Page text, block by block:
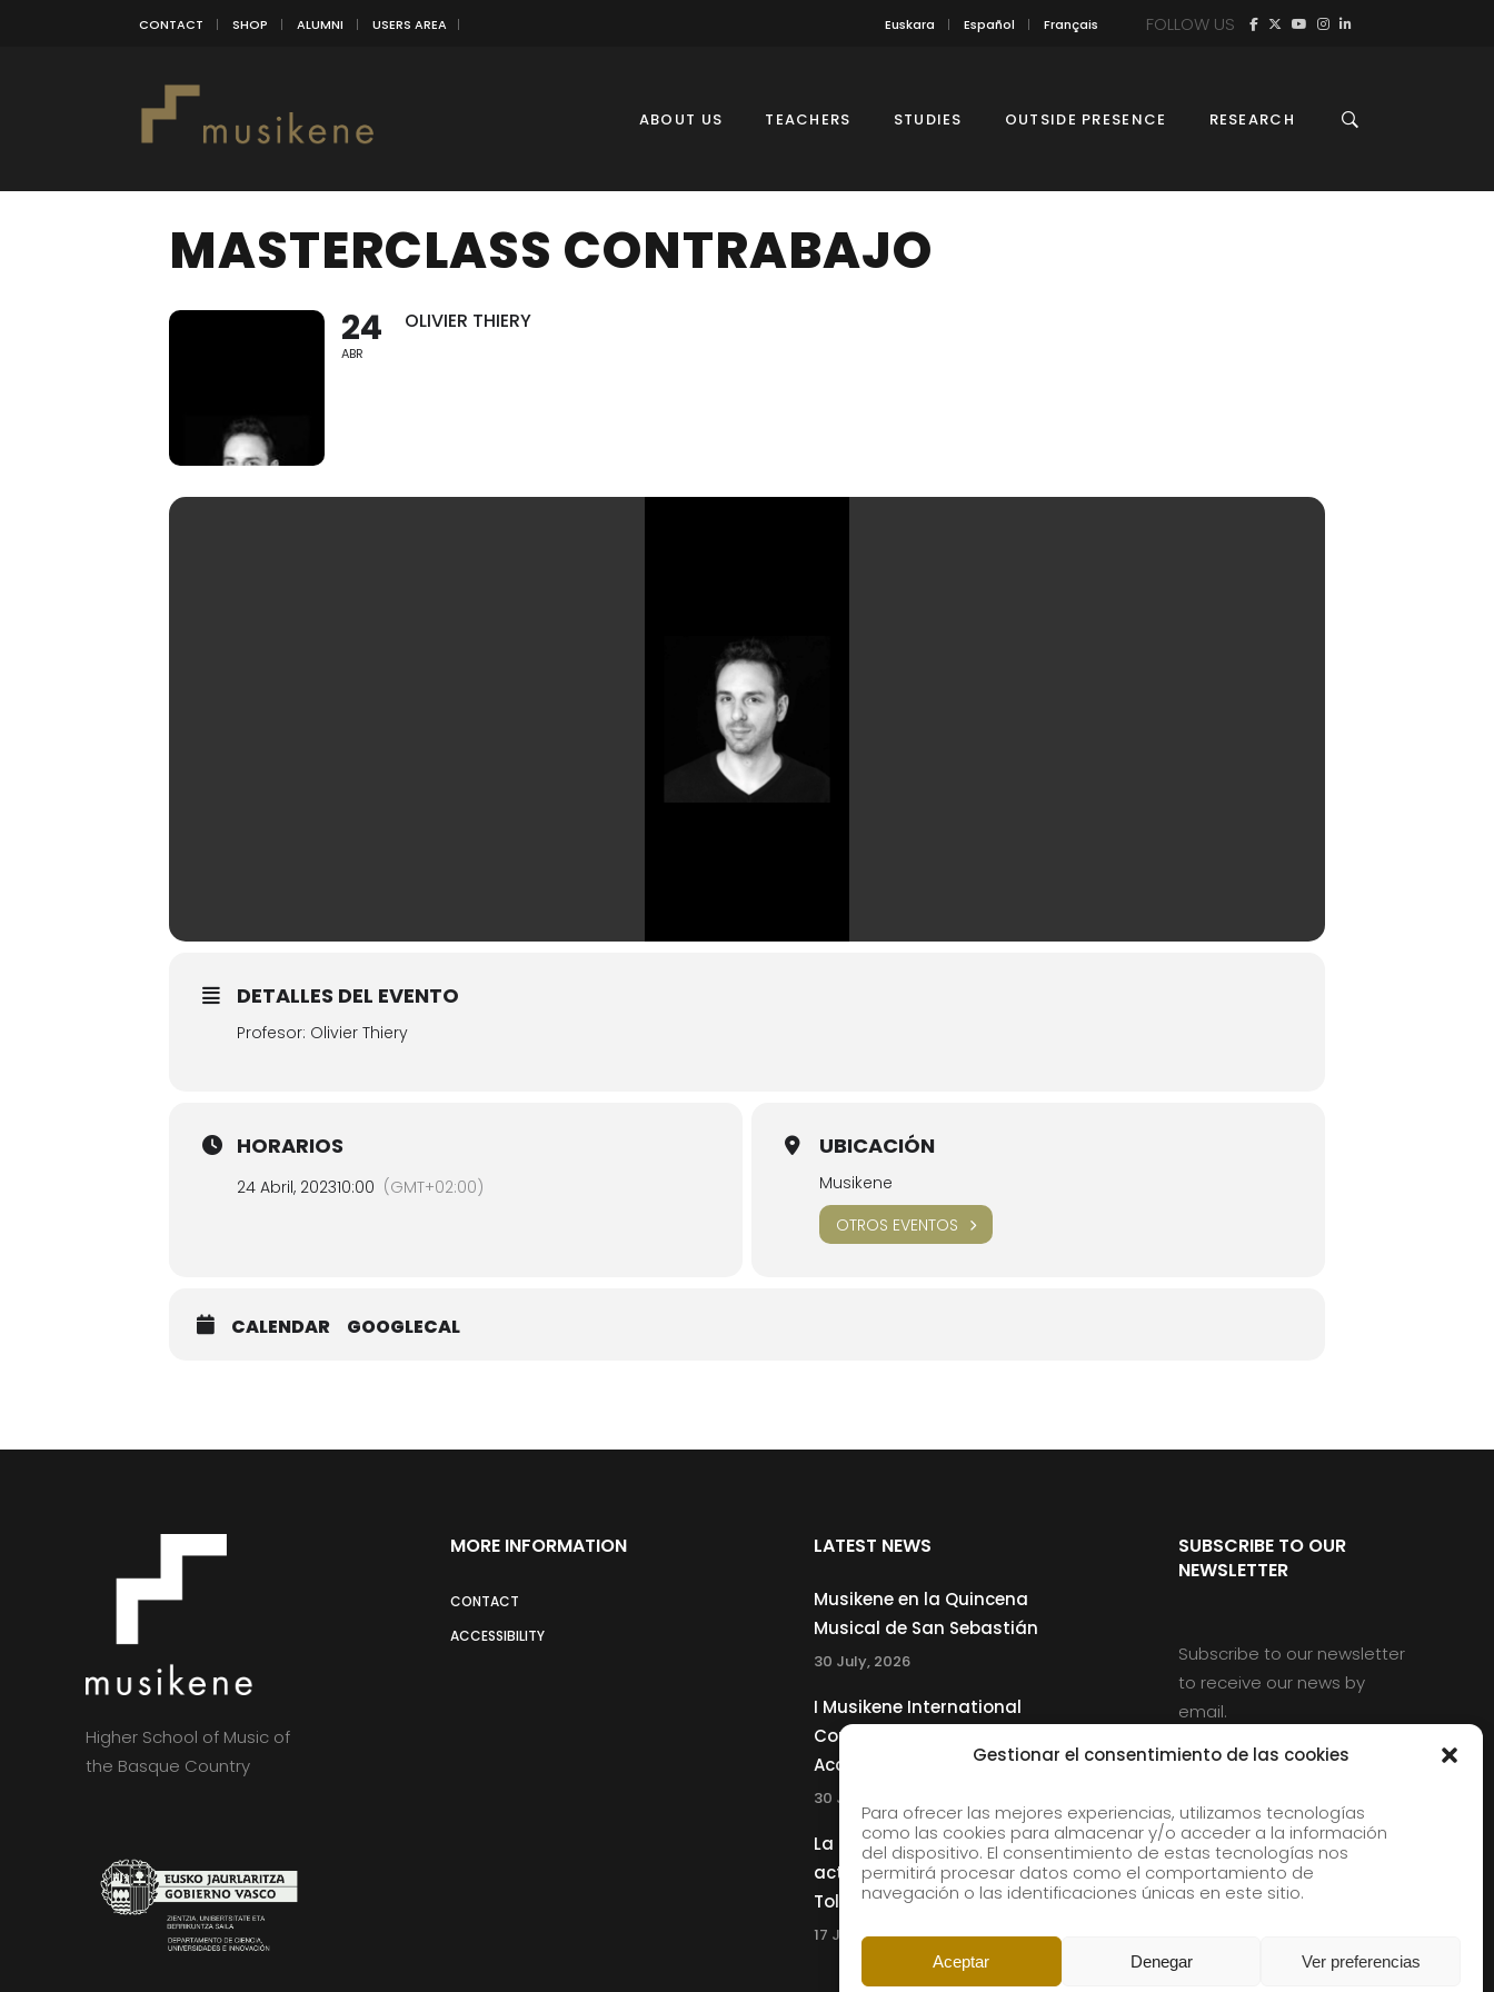
Gestionar el consentimiento de las cookies
Para ofrecer las mejores experiencias, utilizamos tecnologías
como las cookies para almacenar y/o acceder a la información
del dispositivo. El consentimiento de estas tecnologías nos
permitirá procesar datos como el comportamiento de
navegación o las identificaciones únicas en este sitio.
Aceptar Denegar Ver preferencias
CONTACT SHOP ALUMNI USERS AREA Euskara Español Français FOLLOW US
ABOUT US TEACHERS STUDIES OUTSIDE PRESENCE RESEARCH
MASTERCLASS CONTRABAJO
24
ABR
OLIVIER THIERY
DETALLES DEL EVENTO
Profesor: Olivier Thiery
HORARIOS
24 Abril, 202310:00 (GMT+02:00)
UBICACIÓN
Musikene
OTROS EVENTOS
CALENDAR GOOGLECAL
Higher School of Music of
the Basque Country
MORE INFORMATION
CONTACT
ACCESSIBILITY
LATEST NEWS
Musikene en la Quincena
Musical de San Sebastián
30 July, 2026
I Musikene International
Competition for Young
Accordionists
30 July, 2026
La Musikene Big Band
actuará junto a Charles
Tolliver en el 61 Jazzaldia
17 July, 2026
SUBSCRIBE TO OUR
NEWSLETTER
Subscribe to our newsletter
to receive our news by
email.